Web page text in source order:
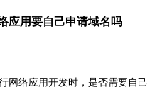
应用要自己申请域名吗
网络应用开发时，是否需要自己